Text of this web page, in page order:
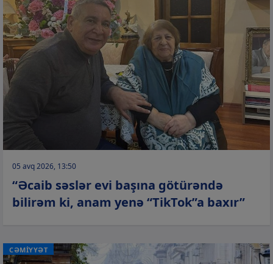
05 avq 2026, 13:50
“Əcaib səslər evi başına götürəndə
bilirəm ki, anam yenə “TikTok”a baxır”
CƏMİYYƏT